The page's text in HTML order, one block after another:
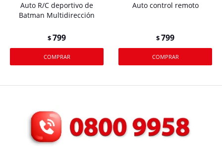
Auto R/C deportivo de
Batman Multidirección
$799
Auto control remoto
$799